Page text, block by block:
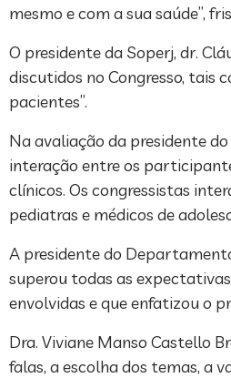
mesmo e com a sua saúde”,
O presidente da Soperj, dr.
discutidos no Congresso, tais
pacientes”.
Na avaliação da presidente
interação entre os
clínicos. Os congressistas
pediatras e médicos de
A presidente do
superou todas as
envolvidas e que enfatizou o
Dra. Viviane Manso Castello
falas, a escolha dos temas, a